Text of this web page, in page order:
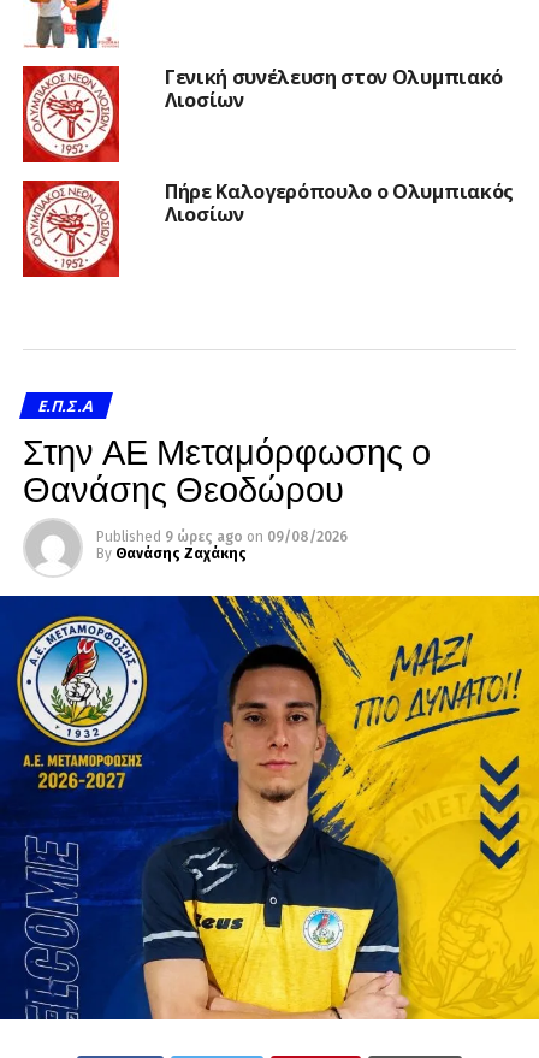
Γενική συνέλευση στον Ολυμπιακό
Λιοσίων
Πήρε Καλογερόπουλο ο Ολυμπιακός
Λιοσίων
Ε.Π.Σ.Α
Στην ΑΕ Μεταμόρφωσης ο
Θανάσης Θεοδώρου
Published 9 ώρες ago on 09/08/2026
By Θανάσης Ζαχάκης